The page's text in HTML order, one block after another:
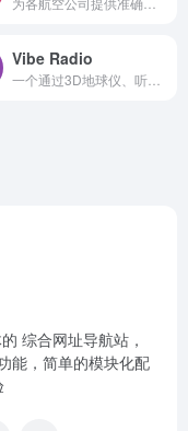
Vibe Radio
综合网址导航站，
能，简单的模块化配